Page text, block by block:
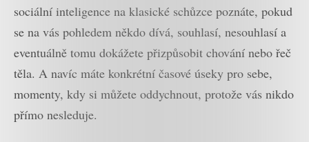
sociální inteligence na klasické schůzce poznáte, pokud
se na vás pohledem někdo dívá, souhlasí, nesouhlasí a
eventuálně tomu dokážete přizpůsobit chování nebo řeč
těla. A navíc máte konkrétní časové úseky pro sebe,
momenty, kdy si můžete oddychnout, protože vás nikdo
přímo nesleduje.